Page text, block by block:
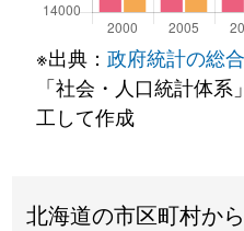
※出典： 政府統計の総
「社会・人口統計体
工して作成
北海道の市区町村か